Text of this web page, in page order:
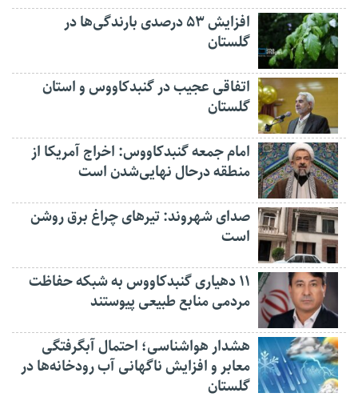
افزایش ۵۳ درصدی بارندگی‌ها در
گلستان
اتفاقی عجیب در‌ گنبدکاووس و استان
گلستان
امام جمعه گنبدکاووس: اخراج آمریکا از
منطقه درحال نهایی‌شدن است
صدای شهروند: تیرهای چراغ برق روشن
است
۱۱ دهیاری گنبدکاووس به شبکه حفاظت
مردمی منابع طبیعی پیوستند
هشدار هواشناسی؛ احتمال آبگرفتگی
معابر و افزایش ناگهانی آب رودخانه‌ها در
گلستان